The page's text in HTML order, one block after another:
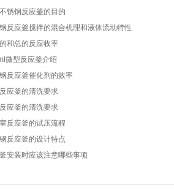
锈钢反应釜的目的
反应釜搅拌的混合机理和液体流动特性
和总的反应收率
微型反应釜介绍
反应釜催化剂的效率
应釜的清洗要求
应釜的清洗要求
反应釜的试压流程
反应釜的设计特点
安装时应该注意哪些事项